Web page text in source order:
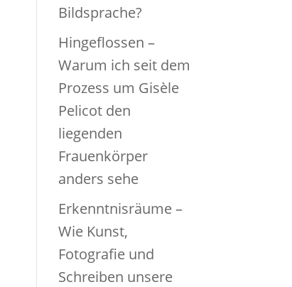
Bildsprache?
Hingeflossen –
Warum ich seit dem
Prozess um Gisèle
Pelicot den
liegenden
Frauenkörper
anders sehe
Erkenntnisräume –
Wie Kunst,
Fotografie und
Schreiben unsere